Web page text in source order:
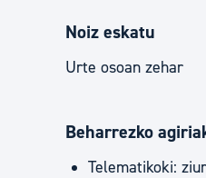
Noiz eskatu
Urte osoan zehar
Beharrezko
Telematikoki: